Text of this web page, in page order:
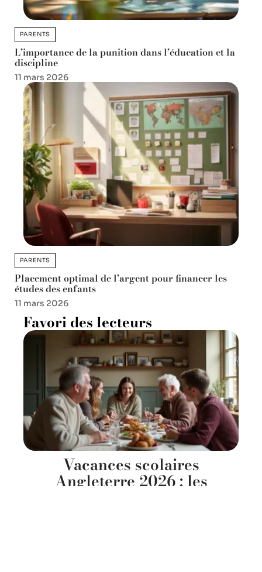
PARENTS
L’importance de la punition dans l’éducation et la
discipline
11 mars 2026
PARENTS
Placement optimal de l’argent pour financer les
études des enfants
11 mars 2026
Favori des lecteurs
Vacances scolaires
Angleterre 2026 : les